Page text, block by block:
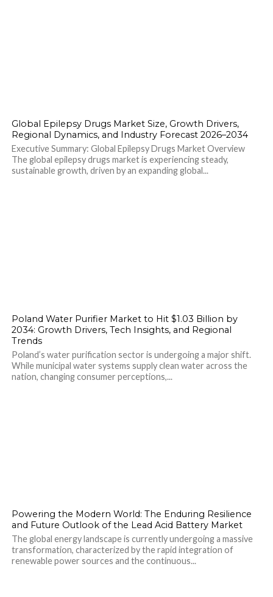
Global Epilepsy Drugs Market Size, Growth Drivers,
Regional Dynamics, and Industry Forecast 2026–2034
Executive Summary: Global Epilepsy Drugs Market Overview
The global epilepsy drugs market is experiencing steady,
sustainable growth, driven by an expanding global...
Poland Water Purifier Market to Hit $1.03 Billion by
2034: Growth Drivers, Tech Insights, and Regional
Trends
Poland’s water purification sector is undergoing a major shift.
While municipal water systems supply clean water across the
nation, changing consumer perceptions,...
Powering the Modern World: The Enduring Resilience
and Future Outlook of the Lead Acid Battery Market
The global energy landscape is currently undergoing a massive
transformation, characterized by the rapid integration of
renewable power sources and the continuous...